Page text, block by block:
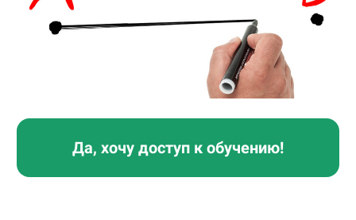
Да, хочу доступ к обучению!